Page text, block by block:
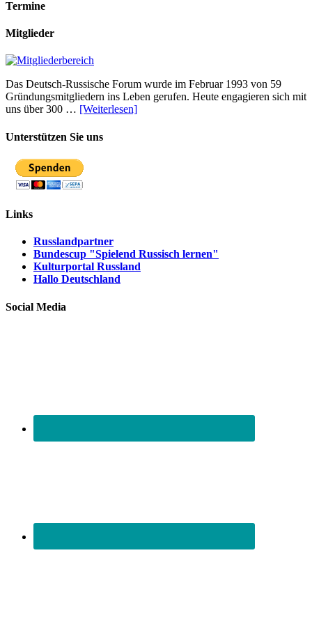
Termine
Mitglieder
Das Deutsch-Russische Forum wurde im Februar 1993 von 59
Gründungsmitgliedern ins Leben gerufen. Heute engagieren sich mit
uns über 300 … [Weiterlesen]
Unterstützen Sie uns
Links
Russlandpartner
Bundescup "Spielend Russisch lernen"
Kulturportal Russland
Hallo Deutschland
Social Media